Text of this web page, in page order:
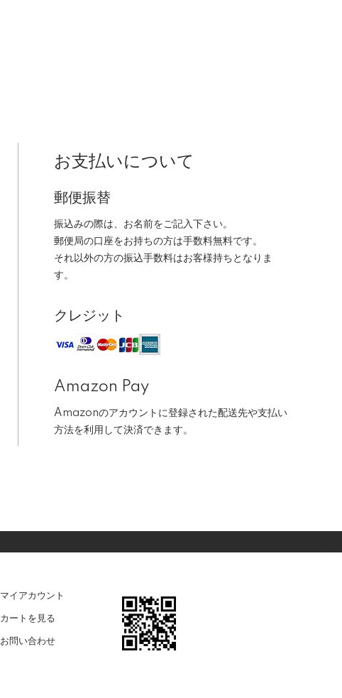
お支払いについて
郵便振替
振込みの際は、お名前をご記入下さい。
郵便局の口座をお持ちの方は手数料無料です。
それ以外の方の振込手数料はお客様持ちとなりま
す。
クレジット
Amazon Pay
Amazonのアカウントに登録された配送先や支払い
方法を利用して決済できます。
マイアカウント
カートを見る
お問い合わせ